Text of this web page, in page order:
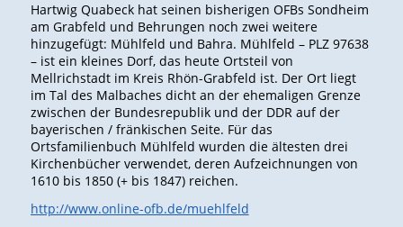
Hartwig Quabeck hat seinen bisherigen OFBs Sondheim
am Grabfeld und Behrungen noch zwei weitere
hinzugefügt: Mühlfeld und Bahra. Mühlfeld – PLZ 97638
– ist ein kleines Dorf, das heute Ortsteil von
Mellrichstadt im Kreis Rhön-Grabfeld ist. Der Ort liegt
im Tal des Malbaches dicht an der ehemaligen Grenze
zwischen der Bundesrepublik und der DDR auf der
bayerischen / fränkischen Seite. Für das
Ortsfamilienbuch Mühlfeld wurden die ältesten drei
Kirchenbücher verwendet, deren Aufzeichnungen von
1610 bis 1850 (+ bis 1847) reichen.
http://www.online-ofb.de/muehlfeld